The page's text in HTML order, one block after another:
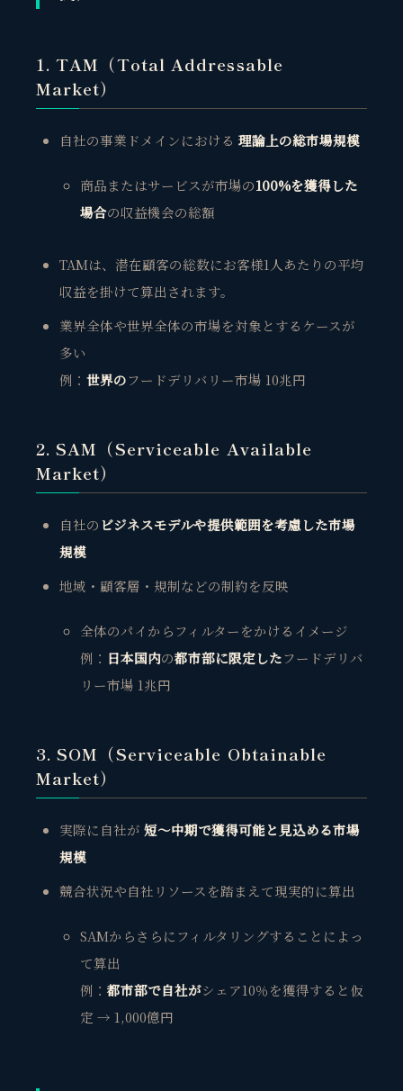
1. TAM（Total Addressable
Market）
自社の事業ドメインにおける 理論上の総市場規模
商品またはサービスが市場の100%を獲得した
場合の収益機会の総額
TAMは、潜在顧客の総数にお客様1人あたりの平均
収益を掛けて算出されます。
業界全体や世界全体の市場を対象とするケースが
多い
例： 世界のフードデリバリー市場 10兆円
2. SAM（Serviceable Available
Market）
自社のビジネスモデルや提供範囲を考慮した市場
規模
地域・顧客層・規制などの制約を反映
全体のパイからフィルターをかけるイメージ
例： 日本国内の都市部に限定したフードデリバ
リー市場 1兆円
3. SOM（Serviceable Obtainable
Market）
実際に自社が 短〜中期で獲得可能と見込める市場
規模
競合状況や自社リソースを踏まえて現実的に算出
SAMからさらにフィルタリングすることによっ
て算出
例： 都市部で自社がシェア10％を獲得すると仮
定 → 1,000億円